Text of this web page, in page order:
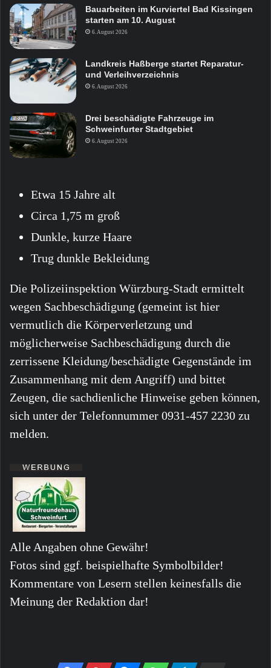
Bauarbeiten im Kurviertel Bad Kissingen
starten am 10. August
6. August 2026
Landkreis Haßberge startet Reparatur-
und Verleihverzeichnis
6. August 2026
Drei beschädigte Fahrzeuge im
Schweinfurter Stadtgebiet
6. August 2026
Etwa 15 Jahre alt
Circa 1,75 m groß
Dunkle, kurze Haare
Trug dunkle Bekleidung
Die Polizeiinspektion Würzburg-Stadt ermittelt
wegen Sachbeschädigung (gemeint ist hier
vermutlich die Körperverletzung und
möglicherweise Sachbeschädigung durch die
zerrissene Kleidung/beschädigte Gegenstände im
Zusammenhang mit dem Angriff) und bittet
Zeugen, die sachdienliche Hinweise geben können,
sich unter der Telefonnummer 0931-457 2230 zu
melden.
Alle Angaben ohne Gewähr!
Fotos sind ggf. beispielhafte Symbolbilder!
Kommentare von Lesern stellen keinesfalls die
Meinung der Redaktion dar!